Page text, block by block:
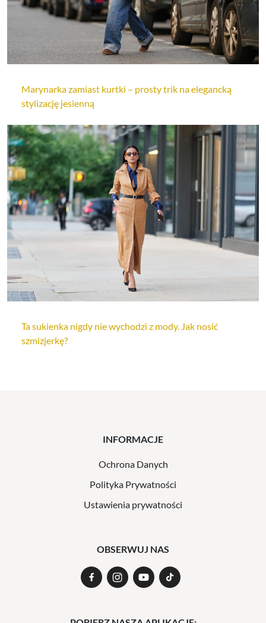
Marynarka zamiast kurtki – prosty trik na elegancką
stylizację jesienną
Ta sukienka nigdy nie wychodzi z mody. Jak nosić
szmizjerkę?
INFORMACJE
Ochrona Danych
Polityka Prywatności
Ustawienia prywatności
OBSERWUJ NAS